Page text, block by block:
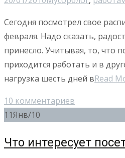
Сегодня посмотрел свое
февраля. Надо сказать,
принесло. Учитывая, то, что
приходится работать и в
нагрузка шесть дней вRead
10 комментариев
11Янв/10
Что интересует